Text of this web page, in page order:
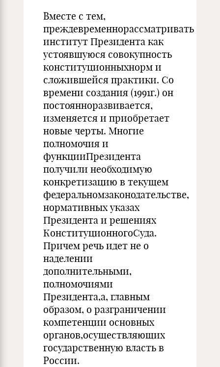
Вместе с тем,
преждевременнорассматривать
институт Президента как
устоявшуюся совокупность
конституционныхнорм и
сложившейся практики. Со
времени создания (1991г.) он
постоянноразвивается,
изменяется и приобретает
новые черты. Многие
полномочия и
функцииПрезидента
получили необходимую
конкретизацию в текущем
федеральномзаконодательстве,
нормативных указах
Президента и решениях
КонституционногоСуда.
Причем речь идет не о
наделении
дополнительными,
полномочиями
Президента,а, главным
образом, о разграничении
компетенции основных
органов,осуществляющих
государственную власть в
России.